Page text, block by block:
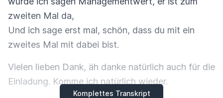
Komplettes Transkript
zweiten Mal da,
Und ich sage erst mal, schön, dass du mit ein
zweites Mal mit dabei bist.
Vielen lieben Dank, äh danke natürlich auch für die
Einladung. Komme ich natürlich wieder.